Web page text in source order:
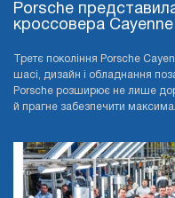
Porsche
кроссовера Cayenne
Третє покоління Porsche
шасі, дизайн і обладнання
Porsche розширює не лише
й прагне забезпечити